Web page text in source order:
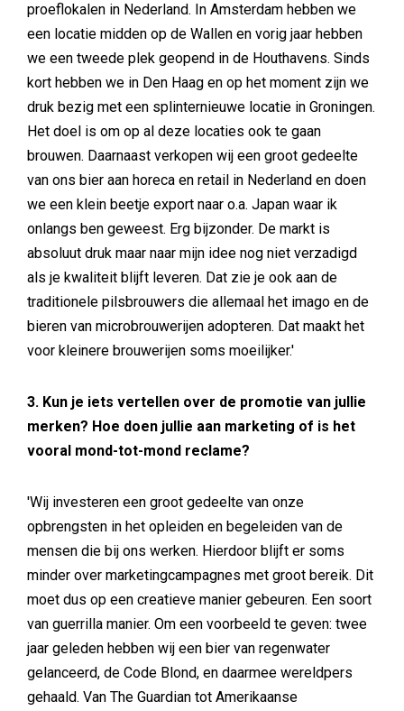
proeflokalen in Nederland. In Amsterdam hebben we
een locatie midden op de Wallen en vorig jaar hebben
we een tweede plek geopend in de Houthavens. Sinds
kort hebben we in Den Haag en op het moment zijn we
druk bezig met een splinternieuwe locatie in Groningen.
Het doel is om op al deze locaties ook te gaan
brouwen. Daarnaast verkopen wij een groot gedeelte
van ons bier aan horeca en retail in Nederland en doen
we een klein beetje export naar o.a. Japan waar ik
onlangs ben geweest. Erg bijzonder. De markt is
absoluut druk maar naar mijn idee nog niet verzadigd
als je kwaliteit blijft leveren. Dat zie je ook aan de
traditionele pilsbrouwers die allemaal het imago en de
bieren van microbrouwerijen adopteren. Dat maakt het
voor kleinere brouwerijen soms moeilijker.'
3. Kun je iets vertellen over de promotie van jullie
merken? Hoe doen jullie aan marketing of is het
vooral mond-tot-mond reclame?
'Wij investeren een groot gedeelte van onze
opbrengsten in het opleiden en begeleiden van de
mensen die bij ons werken. Hierdoor blijft er soms
minder over marketingcampagnes met groot bereik. Dit
moet dus op een creatieve manier gebeuren. Een soort
van guerrilla manier. Om een voorbeeld te geven: twee
jaar geleden hebben wij een bier van regenwater
gelanceerd, de Code Blond, en daarmee wereldpers
gehaald. Van The Guardian tot Amerikaanse